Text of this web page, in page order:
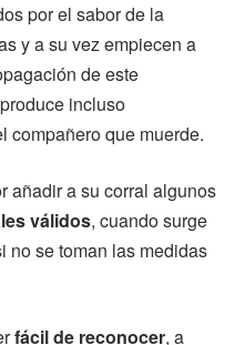
por el sabor de la
y a su vez empiecen a
de este
incluso
compañero que muerde.
añadir a su corral algunos
válidos, cuando surge
no se toman las medidas
fácil de reconocer, a